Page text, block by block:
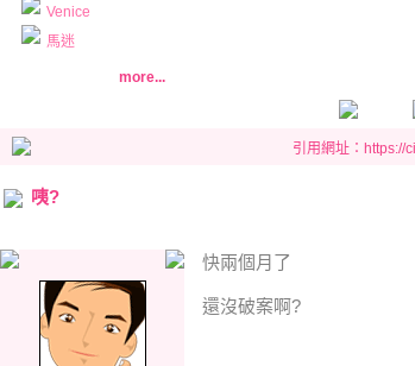
Venice
馬迷
more...
引用網址：https://
咦?
快兩個月了
還沒破案啊?